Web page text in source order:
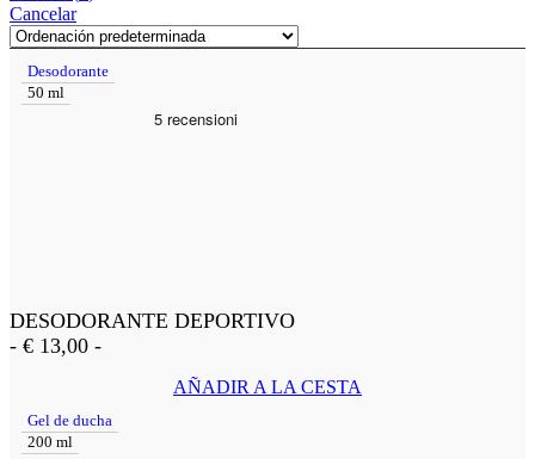
Cancelar
Desodorante
50 ml
DESODORANTE DEPORTIVO
- € 13,00 -
AÑADIR A LA CESTA
Gel de ducha
200 ml